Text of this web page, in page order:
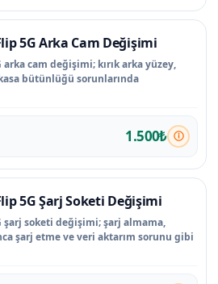
5G Arka Cam Değişimi
cam değişimi; kırık arka yüzey,
bütünlüğü sorunlarında
1.500₺
5G Şarj Soketi Değişimi
şarj soketi değişimi; şarj almama,
şarj etme ve veri aktarım sorunu gibi